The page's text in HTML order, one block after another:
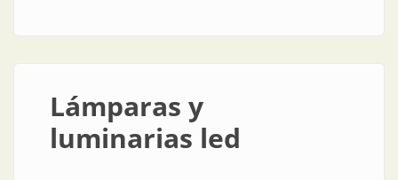
Lámparas y
luminarias led